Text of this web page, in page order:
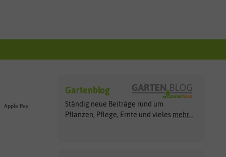
Apple Pay
Gartenblog
Ständig neue Beiträge rund um
Pflanzen, Pflege, Ernte und vieles mehr...